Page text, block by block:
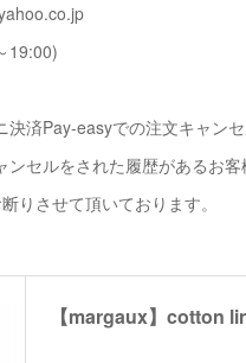
19:00)
決済Pay-easyでの注文キャン
ンセルをされた履歴があるお客
させて頂いております。